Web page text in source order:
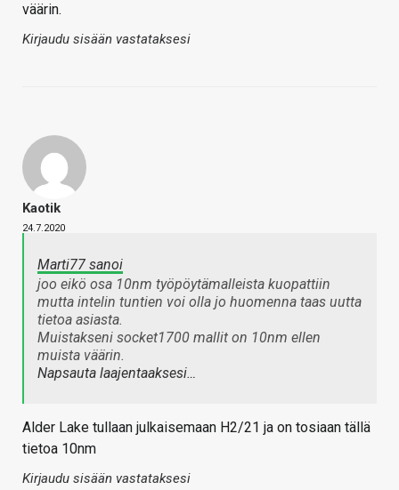
väärin.
Kirjaudu sisään vastataksesi
Kaotik
24.7.2020
Marti77 sanoi
joo eikö osa 10nm työpöytämalleista kuopattiin
mutta intelin tuntien voi olla jo huomenna taas uutta
tietoa asiasta.
Muistakseni socket1700 mallit on 10nm ellen
muista väärin.
Napsauta laajentaaksesi…
Alder Lake tullaan julkaisemaan H2/21 ja on tosiaan tällä
tietoa 10nm
Kirjaudu sisään vastataksesi